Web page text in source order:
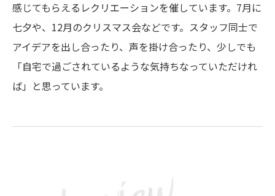
感じてもらえるレクリエーションを催しています。7月に
七夕や、12月のクリスマス会などです。スタッフ同士で
アイデアを出し合ったり、声を掛け合ったり、少しでも
「自宅で過ごされているような気持ちなっていただけれ
ば」と思っています。